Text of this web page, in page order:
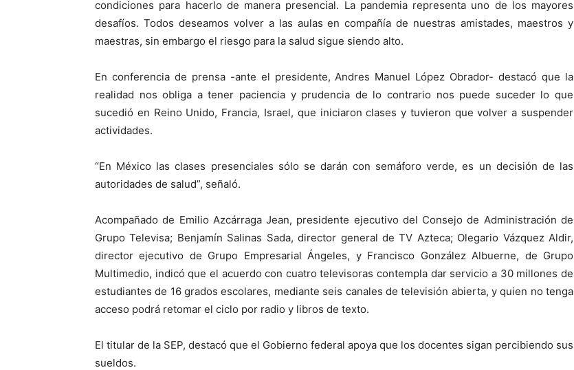
condiciones para hacerlo de manera presencial. La pandemia representa uno de los mayores
desafíos. Todos deseamos volver a las aulas en compañía de nuestras amistades, maestros y
maestras, sin embargo el riesgo para la salud sigue siendo alto.
En conferencia de prensa -ante el presidente, Andres Manuel López Obrador- destacó que la
realidad nos obliga a tener paciencia y prudencia de lo contrario nos puede suceder lo que
sucedió en Reino Unido, Francia, Israel, que iniciaron clases y tuvieron que volver a suspender
actividades.
“En México las clases presenciales sólo se darán con semáforo verde, es un decisión de las
autoridades de salud”, señaló.
Acompañado de Emilio Azcárraga Jean, presidente ejecutivo del Consejo de Administración de
Grupo Televisa; Benjamín Salinas Sada, director general de TV Azteca; Olegario Vázquez Aldir,
director ejecutivo de Grupo Empresarial Ángeles, y Francisco González Albuerne, de Grupo
Multimedio, indicó que el acuerdo con cuatro televisoras contempla dar servicio a 30 millones de
estudiantes de 16 grados escolares, mediante seis canales de televisión abierta, y quien no tenga
acceso podrá retomar el ciclo por radio y libros de texto.
El titular de la SEP, destacó que el Gobierno federal apoya que los docentes sigan percibiendo sus
sueldos.